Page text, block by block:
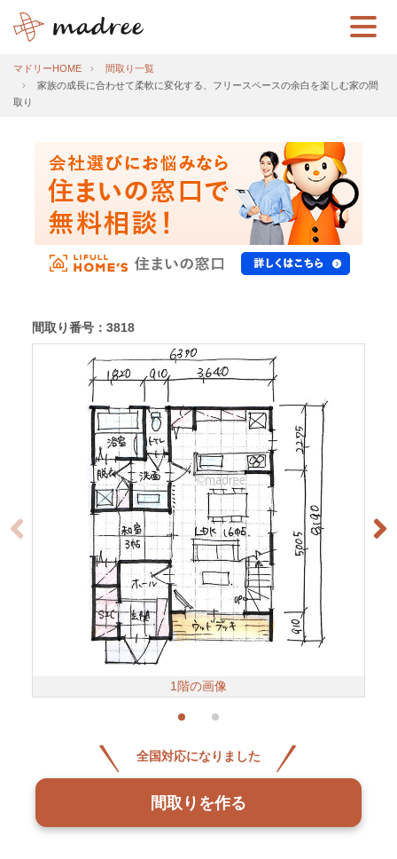
マドリーHOME
間取り一覧
家族の成長に合わせて柔軟に変化する、フリースペースの余白を楽しむ家の間
取り
間取り番号：3818
1階の画像
全国対応になりました
間取りを作る